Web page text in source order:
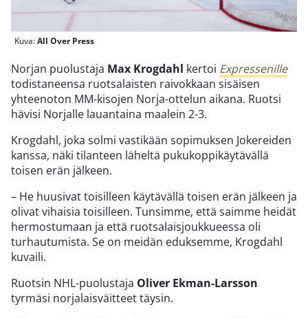
Kuva:All Over Press
Norjan puolustaja Max Krogdahl kertoi Expressenille
todistaneensa ruotsalaisten raivokkaan sisäisen
yhteenoton MM-kisojen Norja-ottelun aikana. Ruotsi
hävisi Norjalle lauantaina maalein 2-3.
Krogdahl, joka solmi vastikään sopimuksen Jokereiden
kanssa, näki tilanteen läheltä pukukoppikäytävällä
toisen erän jälkeen.
– He huusivat toisilleen käytävällä toisen erän jälkeen ja
olivat vihaisia toisilleen. Tunsimme, että saimme heidät
hermostumaan ja että ruotsalaisjoukkueessa oli
turhautumista. Se on meidän eduksemme, Krogdahl
kuvaili.
Ruotsin NHL-puolustaja Oliver Ekman-Larsson
tyrmäsi norjalaisväitteet täysin.